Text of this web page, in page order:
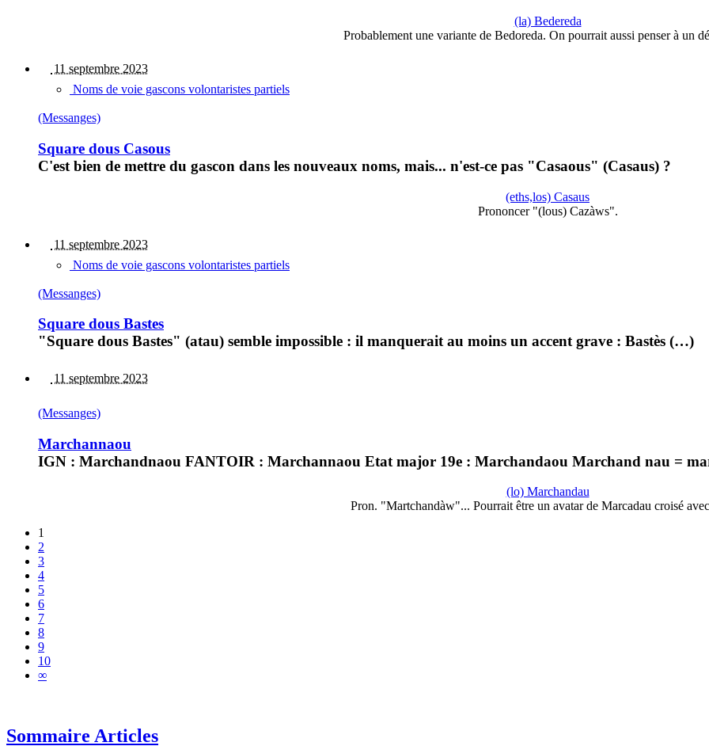
(la) Bedereda
Probablement une variante de Bedoreda. On pourrait aussi penser à un
11 septembre 2023
Noms de voie gascons volontaristes partiels
(Messanges)
Square dous Casous
C'est bien de mettre du gascon dans les nouveaux noms, mais... n'est-ce pas "Casaous" (Casaus) ?
(eths,los) Casaus
Prononcer "(lous) Cazàws".
11 septembre 2023
Noms de voie gascons volontaristes partiels
(Messanges)
Square dous Bastes
"Square dous Bastes" (atau) semble impossible : il manquerait au moins un accent grave : Bastès (…)
11 septembre 2023
(Messanges)
Marchannaou
IGN : Marchandnaou FANTOIR : Marchannaou Etat major 19e : Marchandaou Marchand nau =
(lo) Marchandau
Pron. "Martchandàw"... Pourrait être un avatar de Marcadau croisé
1
2
3
4
5
6
7
8
9
10
∞
Sommaire Articles